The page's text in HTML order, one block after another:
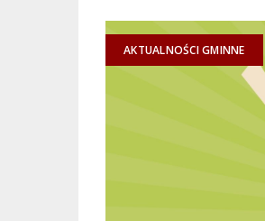
AKTUALNOŚCI GMINNE